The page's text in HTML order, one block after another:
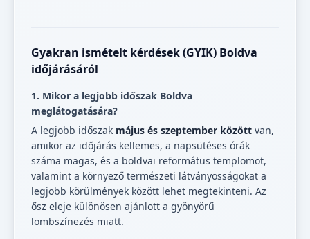
Gyakran ismételt kérdések (GYIK) Boldva
időjárásáról
1. Mikor a legjobb időszak Boldva
meglátogatására?
A legjobb időszak május és szeptember között van,
amikor az időjárás kellemes, a napsütéses órák
száma magas, és a boldvai református templomot,
valamint a környező természeti látványosságokat a
legjobb körülmények között lehet megtekinteni. Az
ősz eleje különösen ajánlott a gyönyörű
lombszínezés miatt.